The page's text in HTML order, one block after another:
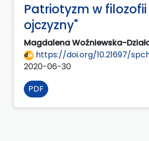
Patriotyzm w
ojczyzny"
Magdalena Woźniewska-
https://doi.org/10.21697/
2020-06-30
PDF